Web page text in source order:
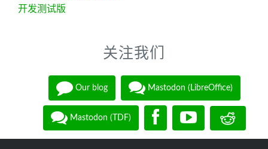
开发测试版
关注我们
Our blog Mastodon (LibreOffice)
Mastodon (TDF)